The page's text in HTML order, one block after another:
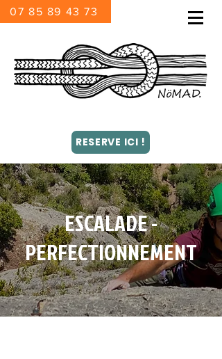
07 85 89 43 73
RESERVE ICI !
ESCALADE -
PERFECTIONNEMENT